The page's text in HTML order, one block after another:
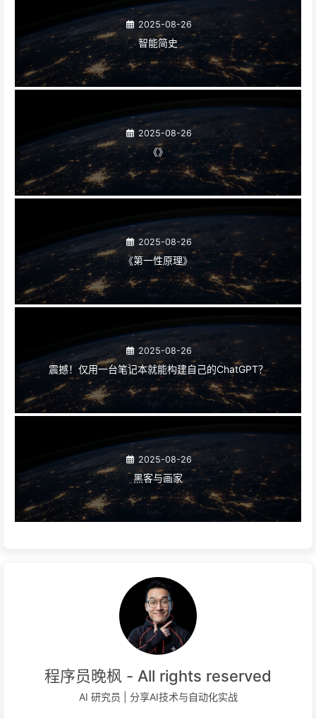
2025-08-26
智能简史
2025-08-26
《》
2025-08-26
《第一性原理》
2025-08-26
震撼！仅用一台笔记本就能构建自己的ChatGPT？
2025-08-26
黑客与画家
程序员晚枫 - All rights reserved
AI 研究员 | 分享AI技术与自动化实战